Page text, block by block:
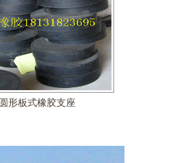
圆形板式橡胶支座